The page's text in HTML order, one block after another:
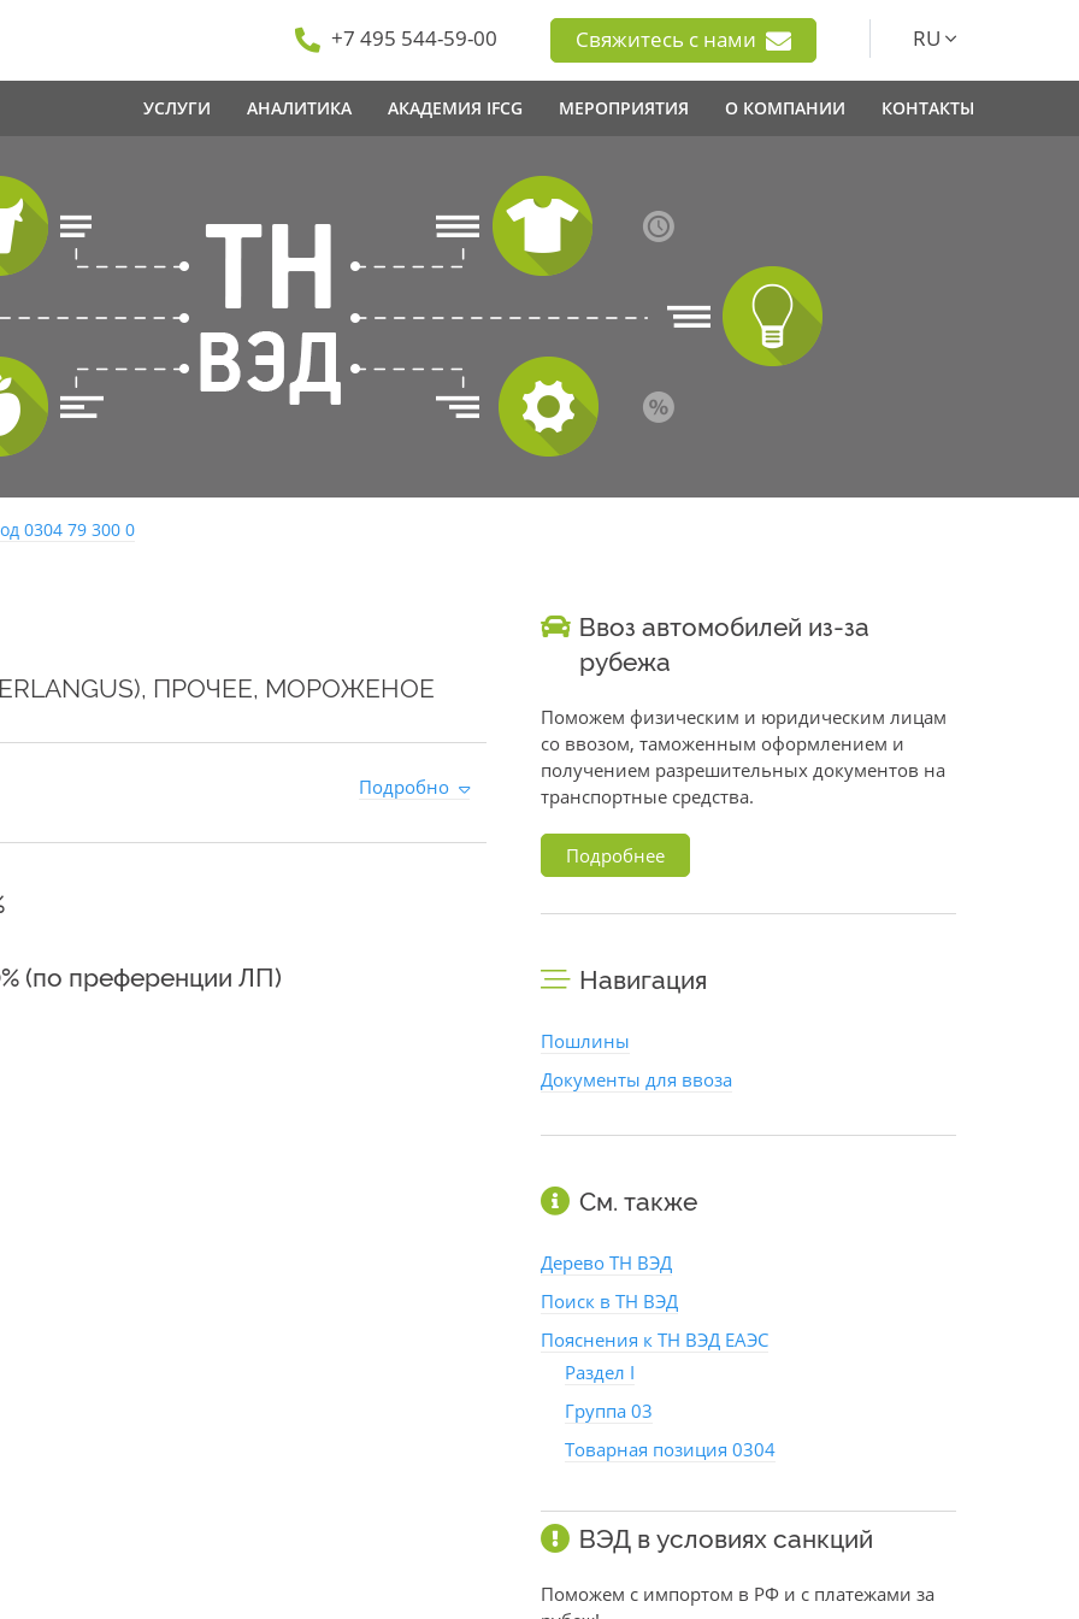
+7 495 544-59-00 Свяжитесь с нами RU
УСЛУГИ АНАЛИТИКА АКАДЕМИЯ IFCG МЕРОПРИЯТИЯ О КОМПАНИИ КОНТАКТЫ
0304 79 300 0
ПРОЧЕЕ, МОРОЖЕНОЕ
Подробно
(по преференции ЛП)
Ввоз автомобилей из-за
рубежа
Поможем физическим и юридическим лицам
со ввозом, таможенным оформлением и
получением разрешительных документов на
транспортные средства.
Подробнее
Навигация
Пошлины
Документы для ввоза
См. также
Дерево ТН ВЭД
Поиск в ТН ВЭД
Пояснения к ТН ВЭД ЕАЭС
Раздел I
Группа 03
Товарная позиция 0304
ВЭД в условиях санкций
Поможем с импортом в РФ и с платежами за